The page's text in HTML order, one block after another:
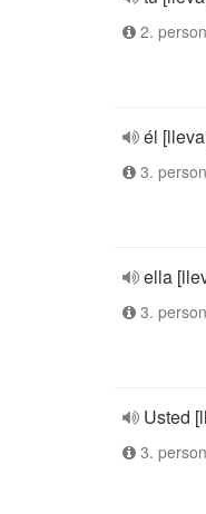
2.
él
3.
ella
3.
Usted
3.